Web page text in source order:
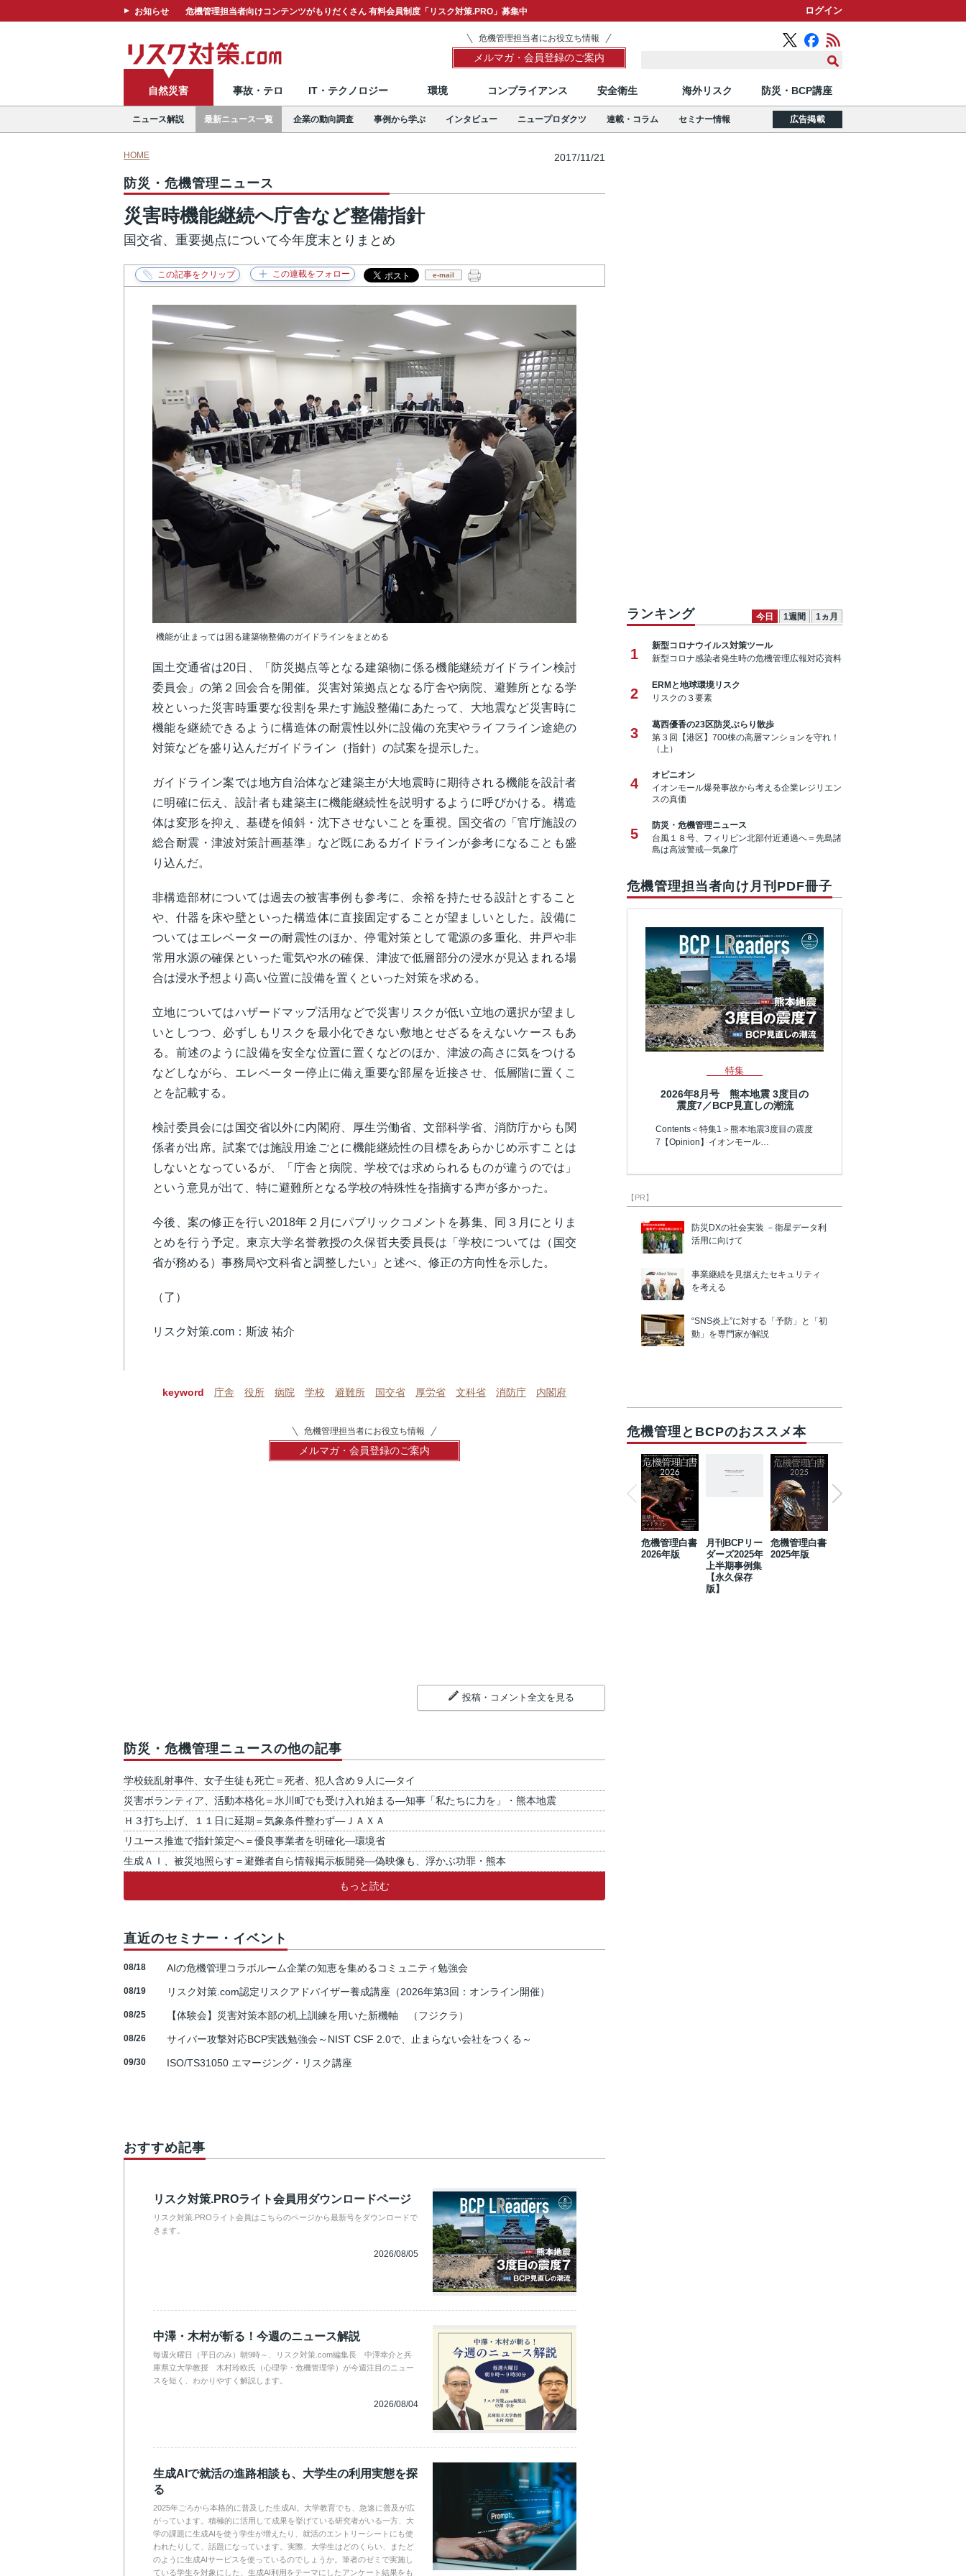
お知らせ 危機管理担当者向けコンテンツがもりだくさん 有料会員制度「リスク対策.PRO」募集中 ログイン
危機管理担当者にお役立ち情報
メルマガ・会員登録のご案内
自然災害 事故・テロ IT・テクノロジー 環境 コンプライアンス 安全衛生 海外リスク 防災・BCP講座
ニュース解説 最新ニュース一覧 企業の動向調査 事例から学ぶ インタビュー ニュープロダクツ 連載・コラム セミナー情報 広告掲載
HOME 2017/11/21
防災・危機管理ニュース
災害時機能継続へ庁舎など整備指針
国交省、重要拠点について今年度末とりまとめ
e-mail
機能が止まっては困る建築物整備のガイドラインをまとめる
国土交通省は20日、「防災拠点等となる建築物に係る機能継続ガイドライン検討
委員会」の第２回会合を開催。災害対策拠点となる庁舎や病院、避難所となる学
校といった災害時重要な役割を果たす施設整備にあたって、大地震など災害時に
機能を継続できるように構造体の耐震性以外に設備の充実やライフライン途絶の
対策などを盛り込んだガイドライン（指針）の試案を提示した。
ガイドライン案では地方自治体など建築主が大地震時に期待される機能を設計者
に明確に伝え、設計者も建築主に機能継続性を説明するように呼びかける。構造
体は変形を抑え、基礎を傾斜・沈下させないことを重視。国交省の「官庁施設の
総合耐震・津波対策計画基準」など既にあるガイドラインが参考になることも盛
り込んだ。
非構造部材については過去の被害事例も参考に、余裕を持たせる設計とすること
や、什器を床や壁といった構造体に直接固定することが望ましいとした。設備に
ついてはエレベーターの耐震性のほか、停電対策として電源の多重化、井戸や非
常用水源の確保といった電気や水の確保、津波で低層部分の浸水が見込まれる場
合は浸水予想より高い位置に設備を置くといった対策を求める。
立地についてはハザードマップ活用などで災害リスクが低い立地の選択が望まし
いとしつつ、必ずしもリスクを最小化できない敷地とせざるをえないケースもあ
る。前述のように設備を安全な位置に置くなどのほか、津波の高さに気をつける
などしながら、エレベーター停止に備え重要な部屋を近接させ、低層階に置くこ
とを記載する。
検討委員会には国交省以外に内閣府、厚生労働省、文部科学省、消防庁からも関
係者が出席。試案では施設用途ごとに機能継続性の目標をあらかじめ示すことは
しないとなっているが、「庁舎と病院、学校では求められるものが違うのでは」
という意見が出て、特に避難所となる学校の特殊性を指摘する声が多かった。
今後、案の修正を行い2018年２月にパブリックコメントを募集、同３月にとりま
とめを行う予定。東京大学名誉教授の久保哲夫委員長は「学校については（国交
省が務める）事務局や文科省と調整したい」と述べ、修正の方向性を示した。
（了）
リスク対策.com：斯波 祐介
keyword 庁舎 役所 病院 学校 避難所 国交省 厚労省 文科省 消防庁 内閣府
危機管理担当者にお役立ち情報
メルマガ・会員登録のご案内
投稿・コメント全文を見る
防災・危機管理ニュースの他の記事
学校銃乱射事件、女子生徒も死亡＝死者、犯人含め９人に―タイ
災害ボランティア、活動本格化＝氷川町でも受け入れ始まる―知事「私たちに力を」・熊本地震
Ｈ３打ち上げ、１１日に延期＝気象条件整わず―ＪＡＸＡ
リユース推進で指針策定へ＝優良事業者を明確化―環境省
生成ＡＩ、被災地照らす＝避難者自ら情報掲示板開発―偽映像も、浮かぶ功罪・熊本
もっと読む
直近のセミナー・イベント
08/18 AIの危機管理コラボルーム企業の知恵を集めるコミュニティ勉強会
08/19 リスク対策.com認定リスクアドバイザー養成講座（2026年第3回：オンライン開催）
08/25 【体験会】災害対策本部の机上訓練を用いた新機軸 （フジクラ）
08/26 サイバー攻撃対応BCP実践勉強会～NIST CSF 2.0で、止まらない会社をつくる～
09/30 ISO/TS31050 エマージング・リスク講座
おすすめ記事
リスク対策.PROライト会員用ダウンロードページ
リスク対策.PROライト会員はこちらのページから最新号をダウンロードで
きます。
2026/08/05
中澤・木村が斬る！今週のニュース解説
毎週火曜日（平日のみ）朝9時～、リスク対策.com編集長 中澤幸介と兵
庫県立大学教授 木村玲欧氏（心理学・危機管理学）が今週注目のニュー
スを短く、わかりやすく解説します。
2026/08/04
生成AIで就活の進路相談も、大学生の利用実態を探
る
2025年ごろから本格的に普及した生成AI。大学教育でも、急速に普及が広
がっています。積極的に活用して成果を挙げている研究者がいる一方、大
学の課題に生成AIを使う学生が増えたり、就活のエントリーシートにも使
われたりして、話題になっています。実際、大学生はどのくらい、またど
のように生成AIサービスを使っているのでしょうか。筆者のゼミで実施し
ている学生を対象にした、生成AI利用をテーマにしたアンケート結果をも
ランキング 今日 1週間 1ヵ月
1
新型コロナウイルス対策ツール
新型コロナ感染者発生時の危機管理広報対応資料
2
ERMと地球環境リスク
リスクの３要素
3
葛西優香の23区防災ぶらり散歩
第３回【港区】700棟の高層マンションを守れ！
（上）
4
オピニオン
イオンモール爆発事故から考える企業レジリエン
スの真価
5
防災・危機管理ニュース
台風１８号、フィリピン北部付近通過へ＝先島諸
島は高波警戒―気象庁
危機管理担当者向け月刊PDF冊子
特集
2026年8月号 熊本地震 3度目の
震度7／BCP見直しの潮流
Contents＜特集1＞熊本地震3度目の震度
7【Opinion】イオンモール…
【PR】
防災DXの社会実装 －衛星データ利
活用に向けて
事業継続を見据えたセキュリティ
を考える
“SNS炎上”に対する「予防」と「初
動」を専門家が解説
危機管理とBCPのおススメ本
危機管理白書
2026年版
月刊BCPリー
ダーズ2025年
上半期事例集
【永久保存
版】
危機管理白書
2025年版